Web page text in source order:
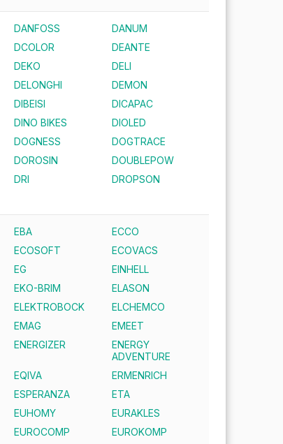
DANFOSS
DANUM
DCOLOR
DEANTE
DEKO
DELI
DELONGHI
DEMON
DIBEISI
DICAPAC
DINO BIKES
DIOLED
DOGNESS
DOGTRACE
DOROSIN
DOUBLEPOW
DRI
DROPSON
EBA
ECCO
ECOSOFT
ECOVACS
EG
EINHELL
EKO-BRIM
ELASON
ELEKTROBOCK
ELCHEMCO
EMAG
EMEET
ENERGIZER
ENERGY
ADVENTURE
EQIVA
ERMENRICH
ESPERANZA
ETA
EUHOMY
EURAKLES
EUROCOMP
EUROKOMP